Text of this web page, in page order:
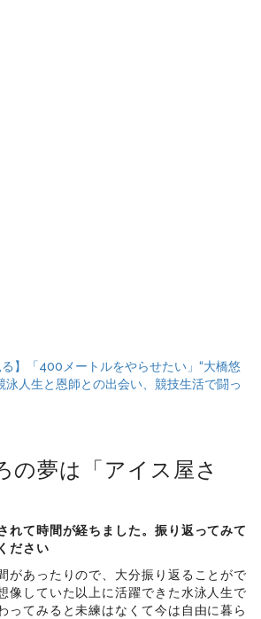
る】「400メートルをやらせたい」“大橋悠
泳人生と恩師との出会い、競技生活で闘っ
の夢は「アイス屋さ
れて時間が経ちました。振り返ってみて
ださい
があったりので、大分振り返ることがで
像していた以上に活躍できた水泳人生で
ってみると未練はなくて今は自由に暮ら